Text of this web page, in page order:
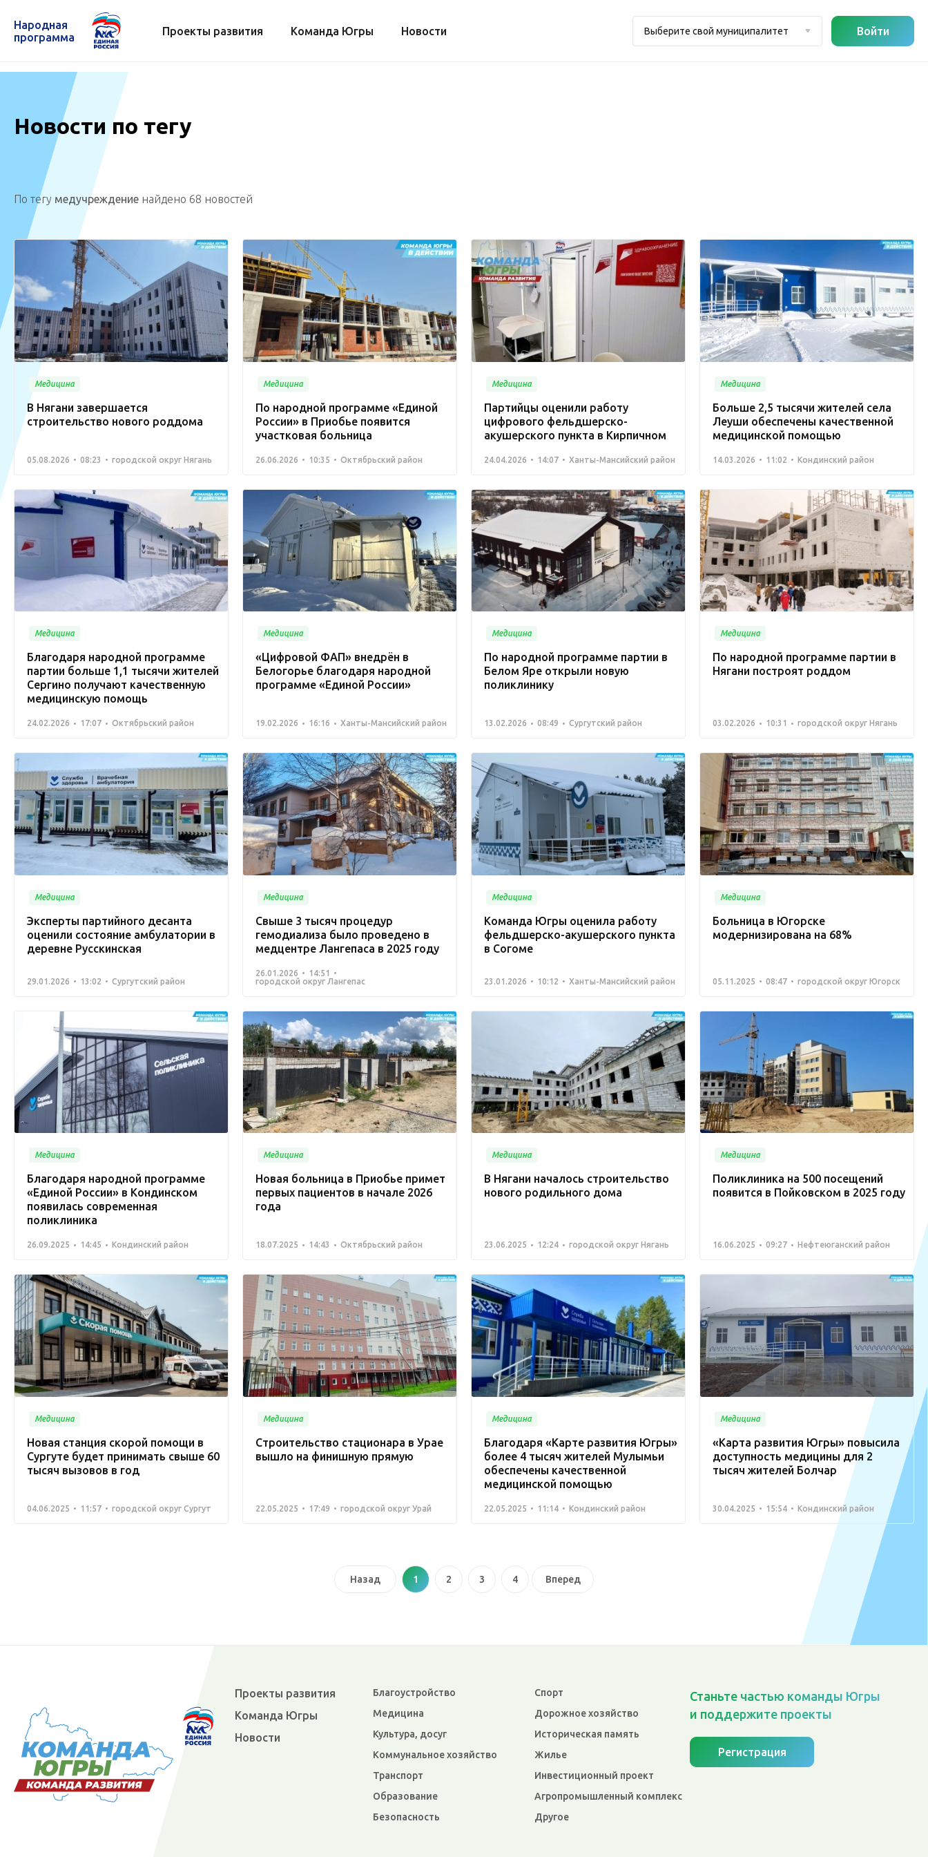
Народная
программа
Проекты развития Команда Югры Новости Выберите свой муниципалитет Войти
Новости по тегу
По тегу медучреждение найдено 68 новостей
Медицина
В Нягани завершается
строительство нового роддома
05.08.2026 08:23 городской округ Нягань
Медицина
По народной программе «Единой
России» в Приобье появится
участковая больница
26.06.2026 10:35 Октябрьский район
Медицина
Партийцы оценили работу
цифрового фельдшерско-
акушерского пункта в Кирпичном
24.04.2026 14:07 Ханты-Мансийский район
Медицина
Больше 2,5 тысячи жителей села
Леуши обеспечены качественной
медицинской помощью
14.03.2026 11:02 Кондинский район
Медицина
Благодаря народной программе
партии больше 1,1 тысячи жителей
Сергино получают качественную
медицинскую помощь
24.02.2026 17:07 Октябрьский район
Медицина
«Цифровой ФАП» внедрён в
Белогорье благодаря народной
программе «Единой России»
19.02.2026 16:16 Ханты-Мансийский район
Медицина
По народной программе партии в
Белом Яре открыли новую
поликлинику
13.02.2026 08:49 Сургутский район
Медицина
По народной программе партии в
Нягани построят роддом
03.02.2026 10:31 городской округ Нягань
Медицина
Эксперты партийного десанта
оценили состояние амбулатории в
деревне Русскинская
29.01.2026 13:02 Сургутский район
Медицина
Свыше 3 тысяч процедур
гемодиализа было проведено в
медцентре Лангепаса в 2025 году
26.01.2026
14:51
городской округ Лангепас
Медицина
Команда Югры оценила работу
фельдшерско-акушерского пункта
в Согоме
23.01.2026 10:12 Ханты-Мансийский район
Медицина
Больница в Югорске
модернизирована на 68%
05.11.2025 08:47 городской округ Югорск
Медицина
Благодаря народной программе
«Единой России» в Кондинском
появилась современная
поликлиника
26.09.2025 14:45 Кондинский район
Медицина
Новая больница в Приобье примет
первых пациентов в начале 2026
года
18.07.2025 14:43 Октябрьский район
Медицина
В Нягани началось строительство
нового родильного дома
23.06.2025 12:24 городской округ Нягань
Медицина
Поликлиника на 500 посещений
появится в Пойковском в 2025 году
16.06.2025 09:27 Нефтеюганский район
Медицина
Новая станция скорой помощи в
Сургуте будет принимать свыше 60
тысяч вызовов в год
04.06.2025 11:57 городской округ Сургут
Медицина
Строительство стационара в Урае
вышло на финишную прямую
22.05.2025 17:49 городской округ Урай
Медицина
Благодаря «Карте развития Югры»
более 4 тысяч жителей Мулымьи
обеспечены качественной
медицинской помощью
22.05.2025 11:14 Кондинский район
Медицина
«Карта развития Югры» повысила
доступность медицины для 2
тысяч жителей Болчар
30.04.2025 15:54 Кондинский район
Назад 1 2 3 4 Вперед
Проекты развития
Команда Югры
Новости
Благоустройство
Медицина
Культура, досуг
Коммунальное хозяйство
Транспорт
Образование
Безопасность
Спорт
Дорожное хозяйство
Историческая память
Жилье
Инвестиционный проект
Агропромышленный комплекс
Другое
Станьте частью команды Югры
и поддержите проекты
Регистрация